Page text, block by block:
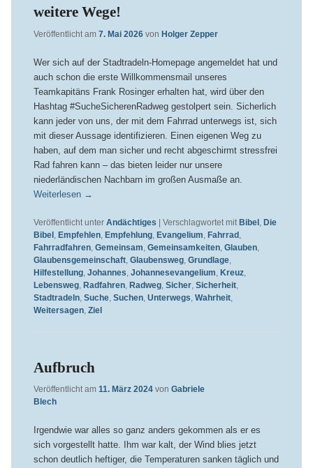
weitere Wege!
Veröffentlicht am 7. Mai 2026 von Holger Zepper
Wer sich auf der Stadtradeln-Homepage angemeldet hat und
auch schon die erste Willkommensmail unseres
Teamkapitäns Frank Rosinger erhalten hat, wird über den
Hashtag #SucheSicherenRadweg gestolpert sein. Sicherlich
kann jeder von uns, der mit dem Fahrrad unterwegs ist, sich
mit dieser Aussage identifizieren. Einen eigenen Weg zu
haben, auf dem man sicher und recht abgeschirmt stressfrei
Rad fahren kann – das bieten leider nur unsere
niederländischen Nachbarn im großen Ausmaße an.
Weiterlesen →
Veröffentlicht unter Andächtiges | Verschlagwortet mit Bibel, Die
Bibel, Empfehlen, Empfehlung, Evangelium Fahrrad,
Fahrradfahren, Gemeinsam Gemeinsamkeiten, Glauben,
Glaubensgemeinschaft, Glaubensweg, Grundlage,
Hilfestellung, Johannes Johannesevangelium Kreuz,
Lebensweg, Radfahren, Radweg, Sicher, Sicherheit,
Stadtradeln, Suche, Suchen, Unterwegs Wahrheit,
Weitersagen, Ziel
Aufbruch
Veröffentlicht am 11. März 2024 von Gabriele
Blech
Irgendwie war alles so ganz anders gekommen als er es
sich vorgestellt hatte. Ihm war kalt, der Wind blies jetzt
schon deutlich heftiger, die Temperaturen sanken täglich und